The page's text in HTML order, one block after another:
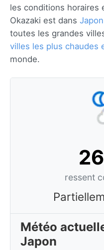
les conditions horaires
Okazaki est dans Japon
toutes les grandes
villes les plus chaudes
monde.
ressent
Météo
Japon